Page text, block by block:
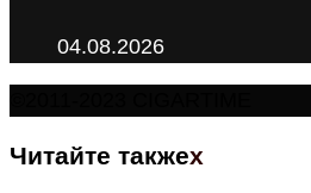
04.08.2026
Читайте такжеx